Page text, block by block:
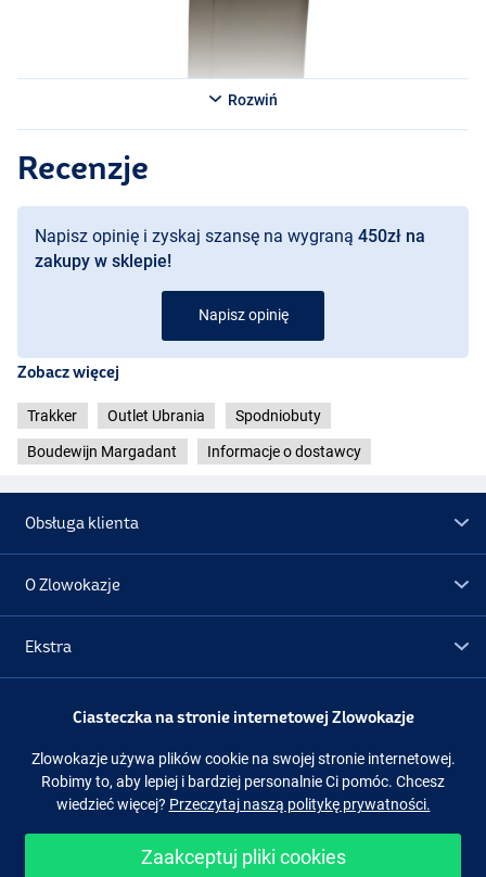
Rozwiń
Recenzje
Napisz opinię i zyskaj szansę na wygraną 450zł na
zakupy w sklepie!
Napisz opinię
Zobacz więcej
Trakker Outlet Ubrania Spodniobuty
Boudewijn Margadant Informacje o dostawcy
Obsługa klienta
O Zlowokazje
Ekstra
Promocje
Obserwuj nas Facebook Instagram
Ciasteczka na stronie internetowej Zlowokazje
Zlowokazje używa plików cookie na swojej stronie internetowej.
Robimy to, aby lepiej i bardziej personalnie Ci pomóc. Chcesz
wiedzieć więcej? Przeczytaj naszą politykę prywatności.
Zaakceptuj pliki cookies